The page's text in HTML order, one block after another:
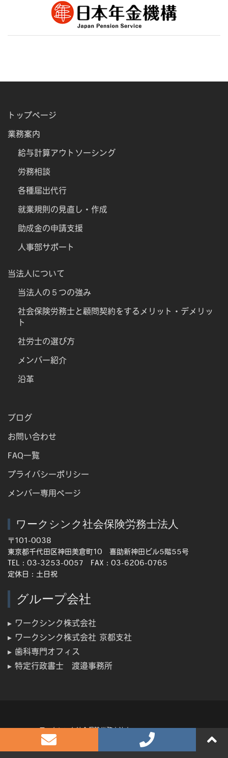
トップページ
業務案内
給与計算アウトソーシング
労務相談
各種届出代行
就業規則の見直し・作成
助成金の申請支援
人事部サポート
当法人について
当法人の５つの強み
社会保険労務士と顧問契約をするメリット・デメリッ
ト
社労士の選び方
メンバー紹介
沿革
ブログ
お問い合わせ
FAQ一覧
プライバシーポリシー
メンバー専用ページ
ワークシンク社会保険労務士法人
〒101-0038
東京都千代田区神田美倉町10 喜助新神田ビル5階55号
TEL：03-3253-0057 FAX：03-6206-0765
定休日：土日祝
グループ会社
▸ ワークシンク株式会社
▸ ワークシンク株式会社 京都支社
▸ 歯科専門オフィス
▸ 特定行政書士 渡邉事務所
ワークシンク社会保険労務士法人 All rights reserved.